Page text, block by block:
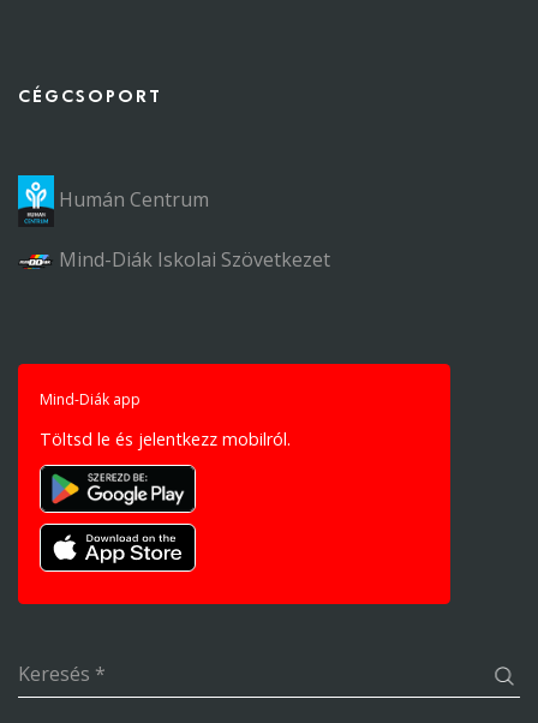
CÉGCSOPORT
Humán Centrum
Mind-Diák Iskolai Szövetkezet
Mind-Diák app
Töltsd le és jelentkezz mobilról.
Keresés *